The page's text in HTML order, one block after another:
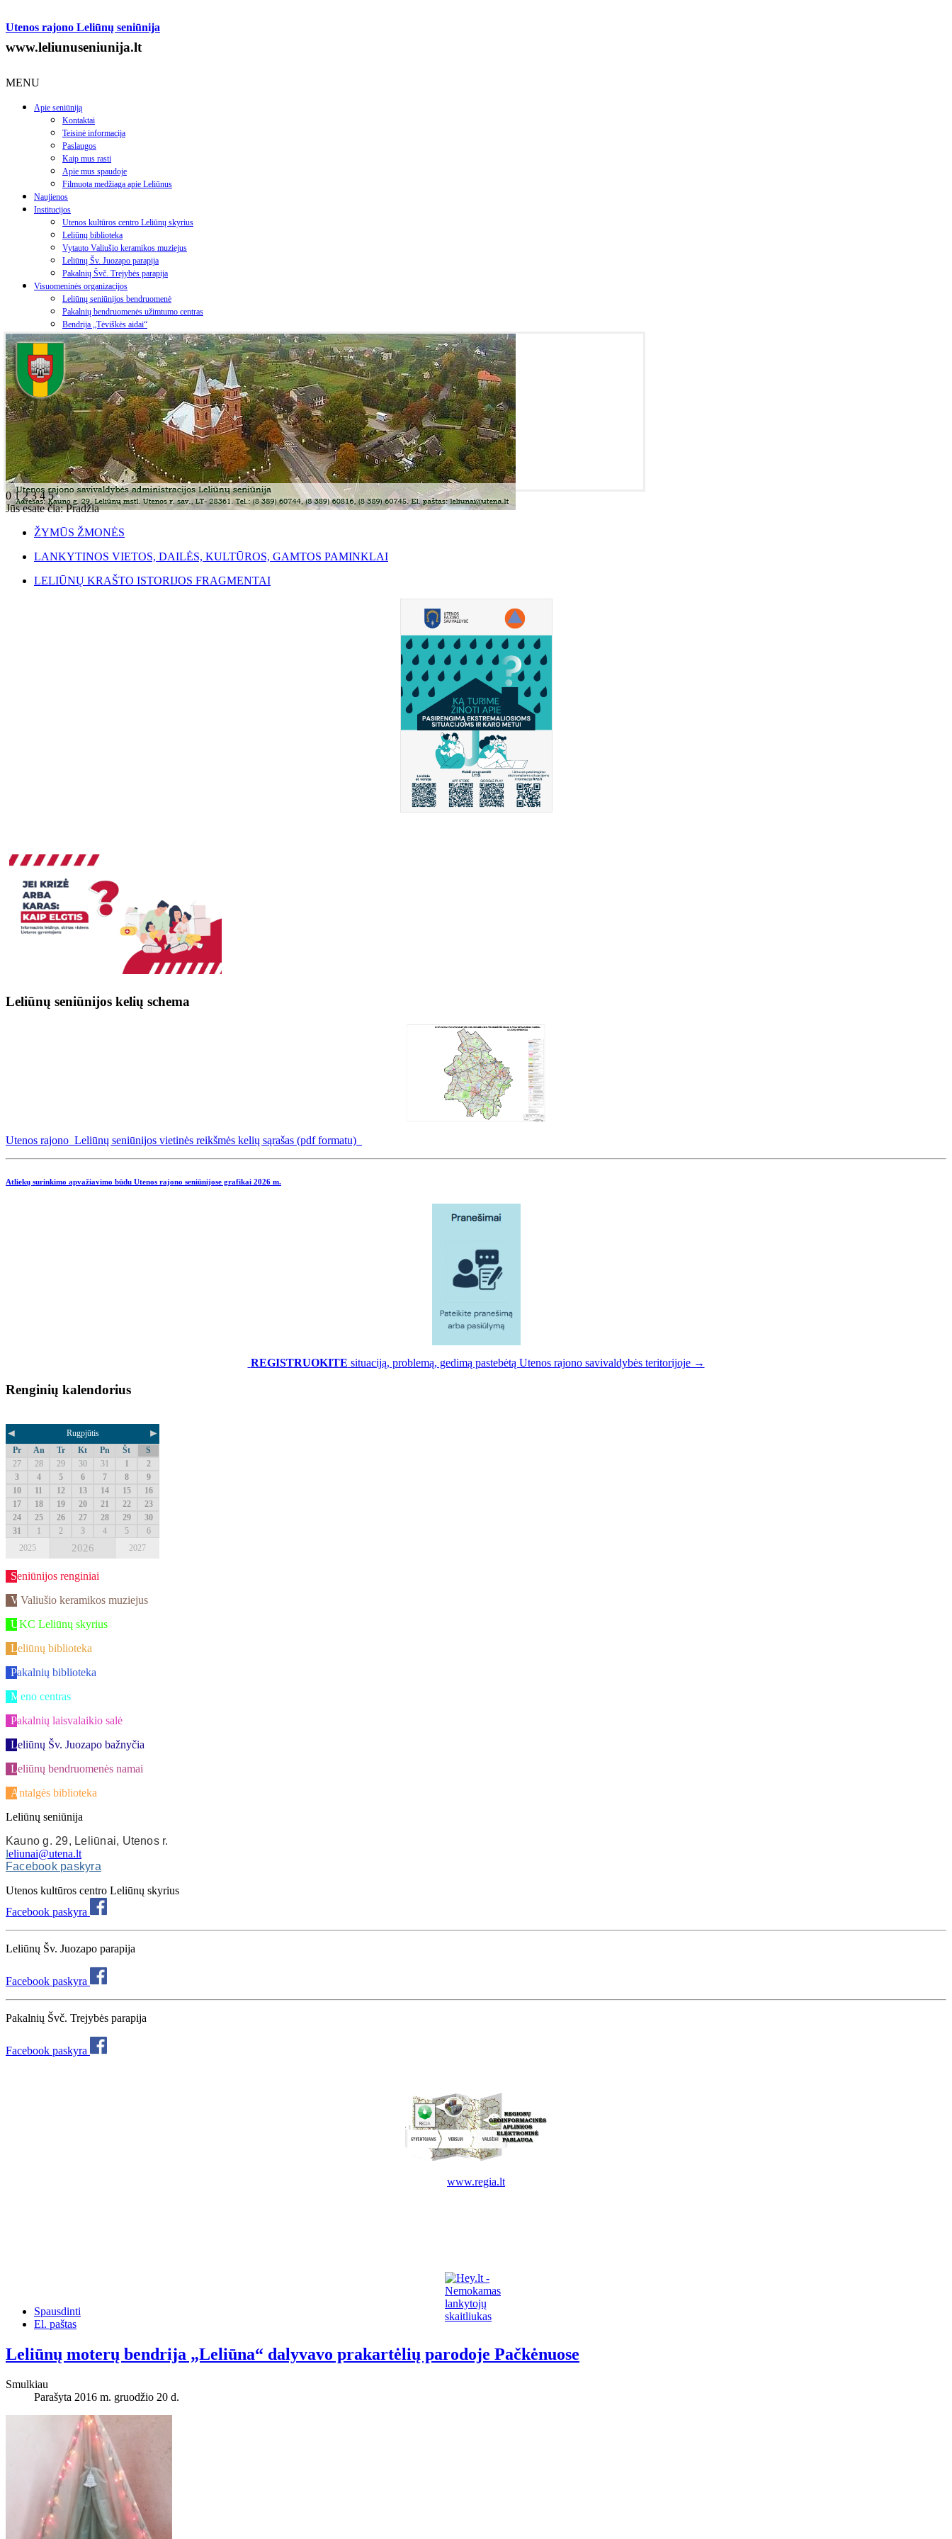
Utenos rajono Leliūnų seniūnija
www.leliunuseniunija.lt
MENU
Apie seniūniją
Kontaktai
Teisinė informacija
Paslaugos
Kaip mus rasti
Apie mus spaudoje
Filmuota medžiaga apie Leliūnus
Naujienos
Institucijos
Utenos kultūros centro Leliūnų skyrius
Leliūnų biblioteka
Vytauto Valiušio keramikos muziejus
Leliūnų Šv. Juozapo parapija
Pakalnių Švč. Trejybės parapija
Visuomeninės organizacijos
Leliūnų seniūnijos bendruomenė
Pakalnių bendruomenės užimtumo centras
Bendrija „Tėviškės aidai“
012345
Jūs esate čia:Pradžia
ŽYMŪS ŽMONĖS
LANKYTINOS VIETOS, DAILĖS, KULTŪROS, GAMTOS PAMINKLAI
LELIŪNŲ KRAŠTO ISTORIJOS FRAGMENTAI
Leliūnų seniūnijos kelių schema
Utenos rajono Leliūnų seniūnijos vietinės reikšmės kelių sąrašas (pdf formatu)
Atliekų surinkimo apvažiavimo būdu Utenos rajono seniūnijose grafikai 2026 m.
REGISTRUOKITE situaciją, problemą, gedimą pastebėtą Utenos rajono savivaldybės teritorijoje →
Renginių kalendorius
◄ Rugpjūtis ►
Pr An Tr Kt Pn Št
S
27
28 29 30 31 1
2
3
4 5 6 7 8
9
10
11 12 13 14 15
16
17
18 19 20 21 22
23
24
25 26 27 28 29
30
31
1 2 3 4 5
6
2025
2026 2027
Seniūnijos renginiai
V.Valiušio keramikos muziejus
UKC Leliūnų skyrius
Leliūnų biblioteka
Pakalnių biblioteka
Meno centras
Pakalnių laisvalaikio salė
Leliūnų Šv. Juozapo bažnyčia
Leliūnų bendruomenės namai
Antalgės biblioteka
Leliūnų seniūnija
Kauno g. 29, Leliūnai, Utenos r.
leliunai@utena.lt
Facebook paskyra
Utenos kultūros centro Leliūnų skyrius
Facebook paskyra
Leliūnų Šv. Juozapo parapija
Facebook paskyra
Pakalnių Švč. Trejybės parapija
Facebook paskyra
www.regia.lt
Spausdinti
El. paštas
Leliūnų moterų bendrija „Leliūna“ dalyvavo prakartėlių parodoje Pačkėnuose
Smulkiau
Parašyta 2016 m. gruodžio 20 d.